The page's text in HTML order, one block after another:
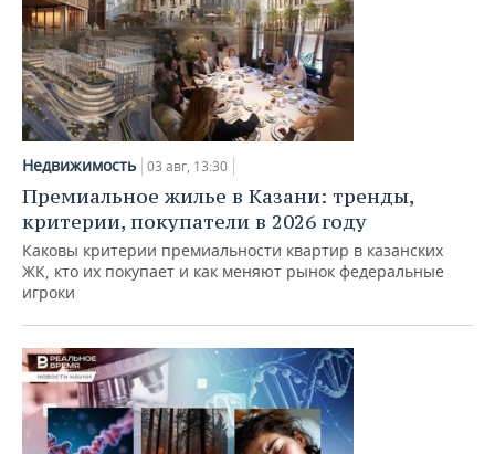
Недвижимость 03 авг, 13:30
Премиальное жилье в Казани: тренды,
критерии, покупатели в 2026 году
Каковы критерии премиальности квартир в казанских
ЖК, кто их покупает и как меняют рынок федеральные
игроки